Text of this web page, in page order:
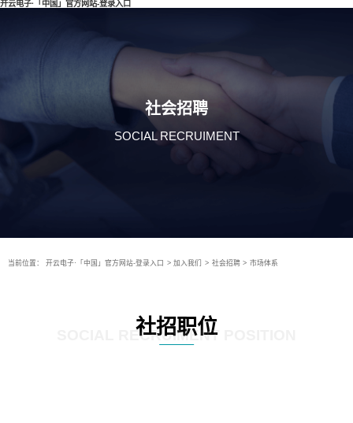
开云电子·「中国」官方网站-登录入口
社会招聘
SOCIAL RECRUIMENT
当前位置： 开云电子·「中国」官方网站-登录入口 > 加入我们 > 社会招聘 > 市场体系
社招职位
SOCIAL RECRUIMENT POSITION